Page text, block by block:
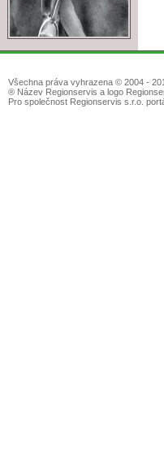
Všechna práva vyhrazena © 2004 -
® Název Regionservis a logo
Pro společnost Regionservis s.r.o.